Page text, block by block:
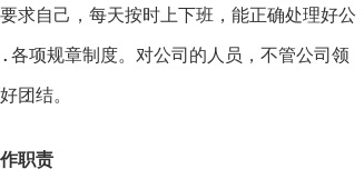
自己，每天按时上下班，能正确处理好公
项规章制度。对公司的人员，不管公司领
团结。
职责